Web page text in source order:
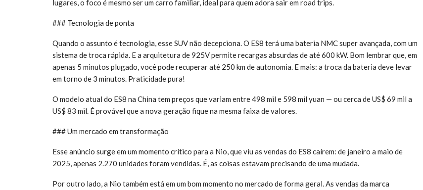
lugares, o foco é mesmo ser um carro familiar, ideal para quem adora sair em road trips.
### Tecnologia de ponta
Quando o assunto é tecnologia, esse SUV não decepciona. O ES8 terá uma bateria NMC super avançada, com um
sistema de troca rápida. E a arquitetura de 925V permite recargas absurdas de até 600 kW. Bom lembrar que, em
apenas 5 minutos plugado, você pode recuperar até 250 km de autonomia. E mais: a troca da bateria deve levar
em torno de 3 minutos. Praticidade pura!
O modelo atual do ES8 na China tem preços que variam entre 498 mil e 598 mil yuan — ou cerca de US$ 69 mil a
US$ 83 mil. É provável que a nova geração fique na mesma faixa de valores.
### Um mercado em transformação
Esse anúncio surge em um momento crítico para a Nio, que viu as vendas do ES8 caírem: de janeiro a maio de
2025, apenas 2.270 unidades foram vendidas. É, as coisas estavam precisando de uma mudada.
Por outro lado, a Nio também está em um bom momento no mercado de forma geral. As vendas da marca